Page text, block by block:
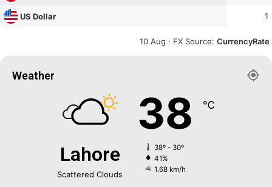
US Dollar 1
10 Aug · FX Source: CurrencyRate
Weather
Lahore
Scattered Clouds
38 ℃
38º - 30º
41%
1.68 km/h